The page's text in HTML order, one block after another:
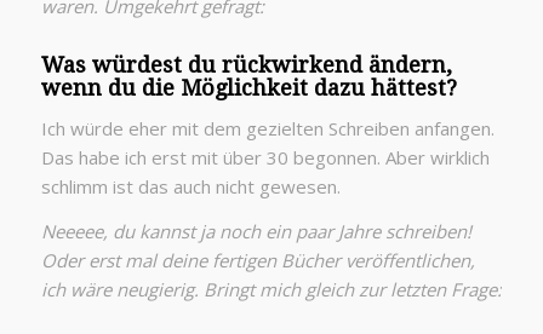
waren. Umgekehrt gefragt:
Was würdest du rückwirkend ändern,
wenn du die Möglichkeit dazu hättest?
Ich würde eher mit dem gezielten Schreiben anfangen.
Das habe ich erst mit über 30 begonnen. Aber wirklich
schlimm ist das auch nicht gewesen.
Neeeee, du kannst ja noch ein paar Jahre schreiben!
Oder erst mal deine fertigen Bücher veröffentlichen,
ich wäre neugierig. Bringt mich gleich zur letzten Frage: